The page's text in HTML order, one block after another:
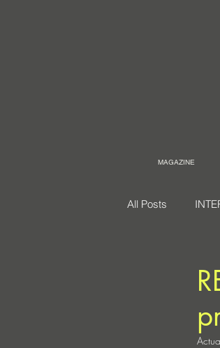
MAGAZINE
All Posts